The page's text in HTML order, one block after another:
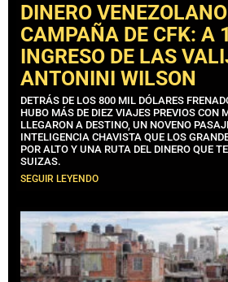
DINERO
CAMPAÑA DE CFK: A
INGRESO DE LAS
ANTONINI WILSON
DETRÁS DE LOS 800 MIL DÓLARES
HUBO MÁS DE DIEZ VIAJES PREVIOS CON
LLEGARON A DESTINO, UN NOVENO
INTELIGENCIA CHAVISTA QUE LOS
POR ALTO Y UNA RUTA DEL DINERO QUE
SUIZAS.
SEGUIR LEYENDO